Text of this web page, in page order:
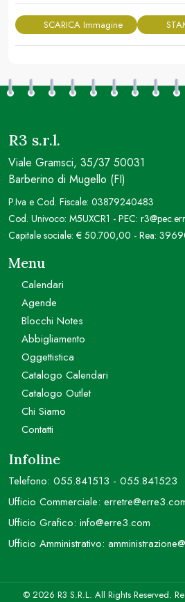
SCARICA Immagine
R3 s.r.l.
Viale Gramsci, 35/37 50031
Barberino di Mugello (FI)
P.Iva e Cod. Fiscale: 03879240483
Cod. Univoco: M5UXCR1 - PEC:
Capitale sociale: € 50.700,00 - Rea:
Menu
Calendari
Agende
Blocchi Notes
Abbigliamento
Oggettistica
Catalogo Calendari
Catalogo Outlet
Chi Siamo
Contatti
Infoline
Telefono: 055.841513 - 055.841523
Ufficio Commerciale:
Ufficio Grafico: info@erre3.com
Ufficio Amministrativo:
© 2026 R3 S.R.L. All Rights Reserved.